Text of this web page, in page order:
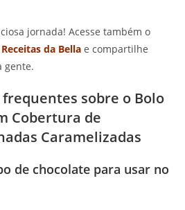
jornada! Acesse também o
da Bella e compartilhe
gente.
frequentes sobre o Bolo
Cobertura de
Caramelizadas
de chocolate para usar no